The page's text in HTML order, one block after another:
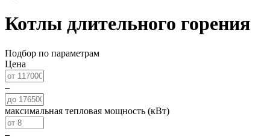
Котлы длительного горения
Подбор по параметрам
Цена
–
максимальная тепловая мощность (кВт)
–